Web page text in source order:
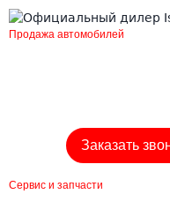
Продажа автомобилей
Заказать
Сервис и запчасти